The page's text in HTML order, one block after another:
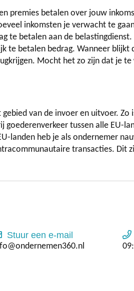
premies betalen over jouw
inkomsten je verwacht te
te betalen aan de belastingdienst.
te betalen bedrag. Wanneer blijkt
Mocht het zo zijn dat je
van de invoer en uitvoer. Zo
goederenverkeer tussen alle EU-
landen heb je als ondernemer
transacties. Dit
Stuur een e-mail